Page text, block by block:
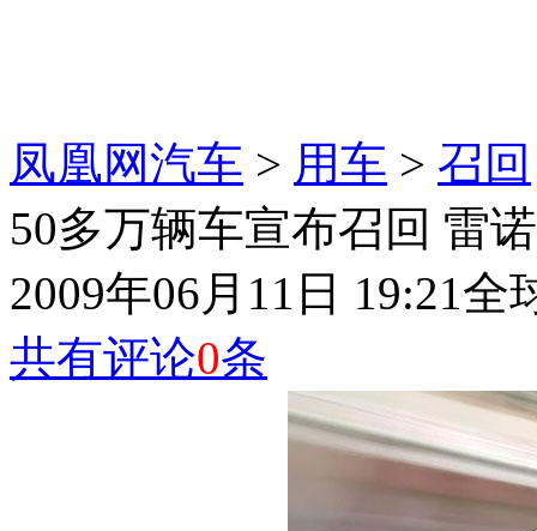
凤凰网汽车 > 用车 > 召回
50多万辆车宣布召回 雷
2009年06月11日 19:21全
共有评论0条